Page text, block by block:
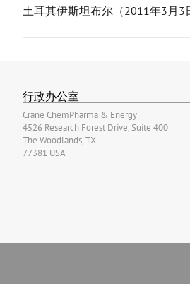
土耳其伊斯坦布尔（2011年3月3
行政办公室
Crane ChemPharma & Energy
4526 Research Forest Drive, Suite 400
The Woodlands, TX
77381 USA